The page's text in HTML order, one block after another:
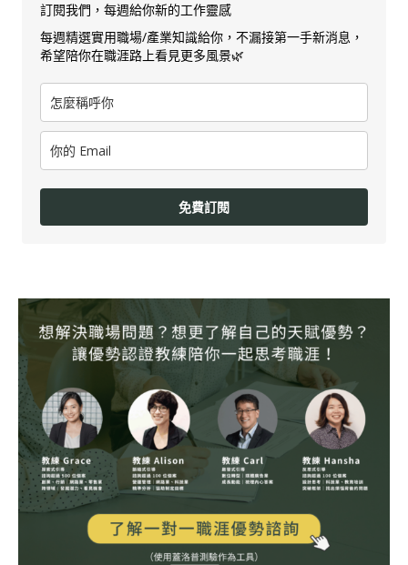
訂閱我們，每週給你新的工作靈感
每週精選實用職場/產業知識給你，不漏接第一手新消息，
希望陪你在職涯路上看見更多風景🌿
免費訂閱